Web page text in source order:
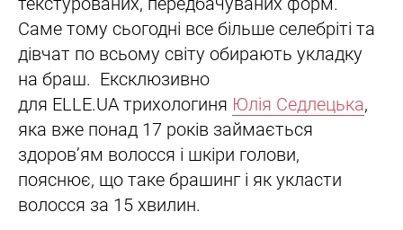
Саме тому сьогодні все більше селебріті та
дівчат по всьому світу обирають укладку
на браш. Ексклюзивно
для ELLE.UA трихологиня Юлія Седлецька,
яка вже понад 17 років займається
здоров’ям волосся і шкіри голови,
пояснює, що таке брашинг і як укласти
волосся за 15 хвилин.